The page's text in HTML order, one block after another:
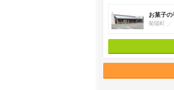
お菓子
菊陽町